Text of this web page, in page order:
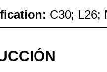
C30; L26;